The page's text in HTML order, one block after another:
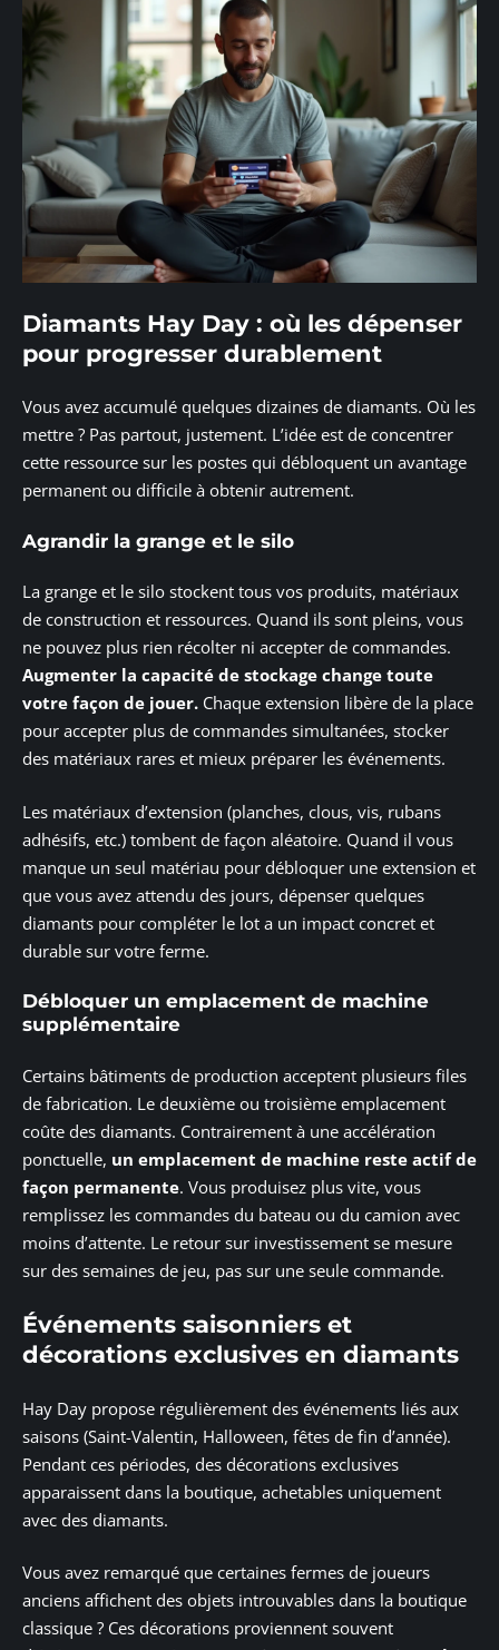
Diamants Hay Day : où les dépenser
pour progresser durablement
Vous avez accumulé quelques dizaines de diamants. Où les
mettre ? Pas partout, justement. L’idée est de concentrer
cette ressource sur les postes qui débloquent un avantage
permanent ou difficile à obtenir autrement.
Agrandir la grange et le silo
La grange et le silo stockent tous vos produits, matériaux
de construction et ressources. Quand ils sont pleins, vous
ne pouvez plus rien récolter ni accepter de commandes.
Augmenter la capacité de stockage change toute
votre façon de jouer. Chaque extension libère de la place
pour accepter plus de commandes simultanées, stocker
des matériaux rares et mieux préparer les événements.
Les matériaux d’extension (planches, clous, vis, rubans
adhésifs, etc.) tombent de façon aléatoire. Quand il vous
manque un seul matériau pour débloquer une extension et
que vous avez attendu des jours, dépenser quelques
diamants pour compléter le lot a un impact concret et
durable sur votre ferme.
Débloquer un emplacement de machine
supplémentaire
Certains bâtiments de production acceptent plusieurs files
de fabrication. Le deuxième ou troisième emplacement
coûte des diamants. Contrairement à une accélération
ponctuelle, un emplacement de machine reste actif de
façon permanente. Vous produisez plus vite, vous
remplissez les commandes du bateau ou du camion avec
moins d’attente. Le retour sur investissement se mesure
sur des semaines de jeu, pas sur une seule commande.
Événements saisonniers et
décorations exclusives en diamants
Hay Day propose régulièrement des événements liés aux
saisons (Saint-Valentin, Halloween, fêtes de fin d’année).
Pendant ces périodes, des décorations exclusives
apparaissent dans la boutique, achetables uniquement
avec des diamants.
Vous avez remarqué que certaines fermes de joueurs
anciens affichent des objets introuvables dans la boutique
classique ? Ces décorations proviennent souvent